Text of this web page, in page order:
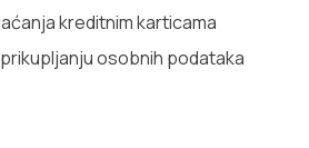
kreditnim karticama
osobnih podataka